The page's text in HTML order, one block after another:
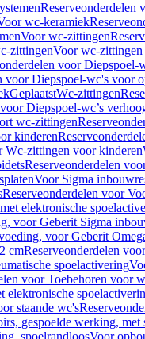
Reserveonderdelen
wc-keramiek
Voor wc-zittingen
zittingenVoor wc-zittingen
voor Diepspoel-
voor Diepspoel-wc's voor
GeplaatstWc-zittingen
Diepspoel-wc’s
wc-zittingen
kinderen
Wc-zittingen voor kinderen
Reserveonderdelen
Voor Sigma
Reserveonderdelen voor
elektronische
voor Geberit Sigma
voor Geberit
cmReserveonderdelen
spoelactivering
voor Toebehoren voor
elektronische
staande wc's
gespoelde werking, met
spoelrandloosVoor